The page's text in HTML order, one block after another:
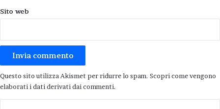
entrati con metodo in contatto con gli abitanti,
stabilito un rapporto costruttivo e oggi
incontrerebbero meno difficoltà nello spiegare
il senso delle scelte compiute.
Sito web
Questo sito utilizza Akismet per ridurre lo spam. Scopri come vengono
elaborati i dati derivati dai commenti.